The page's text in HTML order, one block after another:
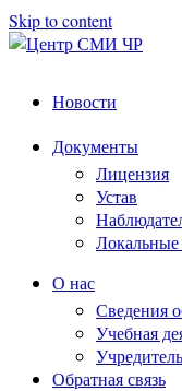
Skip to content
СМИ
работников
Новости
Документы
Лицензия
Устав
О нас
Сведения
Учебная
Учредитель
Обратная связь